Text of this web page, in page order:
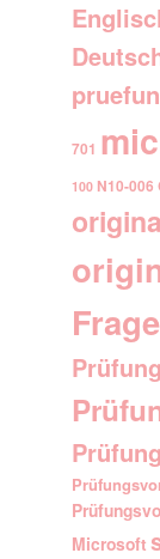
701
100 N10-006
Microsoft